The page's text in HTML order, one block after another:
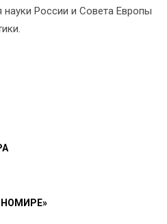
науки России и Совета Европы